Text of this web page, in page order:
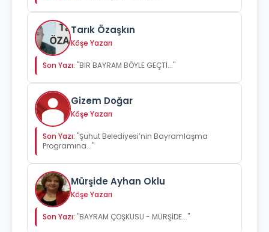
Tarık Özaşkın
Köşe Yazarı
Son Yazı: "BİR BAYRAM BÖYLE GEÇTİ..."
Gizem Doğar
Köşe Yazarı
Son Yazı: "Şuhut Belediyesi’nin Bayramlaşma
Programına..."
Mürşide Ayhan Oklu
Köşe Yazarı
Son Yazı: "BAYRAM ÇOŞKUSU - MÜRŞİDE..."